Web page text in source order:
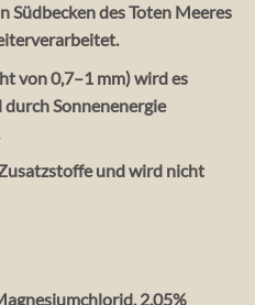
Südbecken des Toten Meeres
von 0,7–1 mm) wird es
durchSonnenenergie
und wird nicht
2.05%